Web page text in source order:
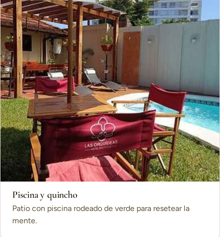
Piscina y quincho
Patio con piscina rodeado de verde para resetear la
mente.